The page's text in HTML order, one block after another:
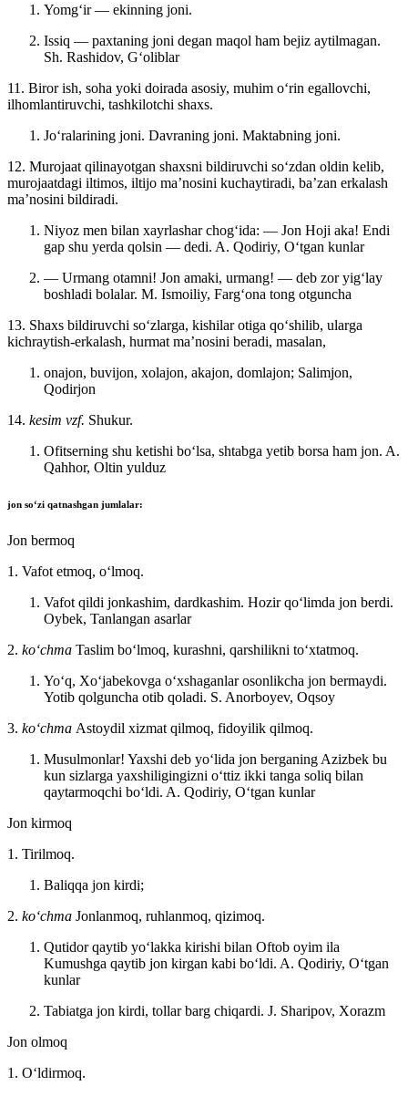
Yomgʻir — ekinning joni.
Issiq — paxtaning joni degan maqol ham bejiz aytilmagan.
Sh. Rashidov, Gʻoliblar
11. Biror ish, soha yoki doirada asosiy, muhim oʻrin egallovchi,
ilhomlantiruvchi, tashkilotchi shaxs.
Joʻralarining joni. Davraning joni. Maktabning joni.
12. Murojaat qilinayotgan shaxsni bildiruvchi soʻzdan oldin kelib,
murojaatdagi iltimos, iltijo maʼnosini kuchaytiradi, baʼzan erkalash
maʼnosini bildiradi.
Niyoz men bilan xayrlashar chogʻida: — Jon Hoji aka! Endi
gap shu yerda qolsin — dedi. A. Qodiriy, Oʻtgan kunlar
— Urmang otamni! Jon amaki, urmang! — deb zor yigʻlay
boshladi bolalar. M. Ismoiliy, Fargʻona tong otguncha
13. Shaxs bildiruvchi soʻzlarga, kishilar otiga qoʻshilib, ularga
kichraytish-erkalash, hurmat maʼnosini beradi, masalan,
onajon, buvijon, xolajon, akajon, domlajon; Salimjon,
Qodirjon
14. kesim vzf. Shukur.
Ofitserning shu ketishi boʻlsa, shtabga yetib borsa ham jon. A.
Qahhor, Oltin yulduz
jon soʻzi qatnashgan jumlalar:
Jon bermoq
1. Vafot etmoq, oʻlmoq.
Vafot qildi jonkashim, dardkashim. Hozir qoʻlimda jon berdi.
Oybek, Tanlangan asarlar
2. koʻchma Taslim boʻlmoq, kurashni, qarshilikni toʻxtatmoq.
Yoʻq, Xoʻjabekovga oʻxshaganlar osonlikcha jon bermaydi.
Yotib qolguncha otib qoladi. S. Anorboyev, Oqsoy
3. koʻchma Astoydil xizmat qilmoq, fidoyilik qilmoq.
Musulmonlar! Yaxshi deb yoʻlida jon berganing Azizbek bu
kun sizlarga yaxshiligingizni oʻttiz ikki tanga soliq bilan
qaytarmoqchi boʻldi. A. Qodiriy, Oʻtgan kunlar
Jon kirmoq
1. Tirilmoq.
Baliqqa jon kirdi;
2. koʻchma Jonlanmoq, ruhlanmoq, qizimoq.
Qutidor qaytib yoʻlakka kirishi bilan Oftob oyim ila
Kumushga qaytib jon kirgan kabi boʻldi. A. Qodiriy, Oʻtgan
kunlar
Tabiatga jon kirdi, tollar barg chiqardi. J. Sharipov, Xorazm
Jon olmoq
1. Oʻldirmoq.